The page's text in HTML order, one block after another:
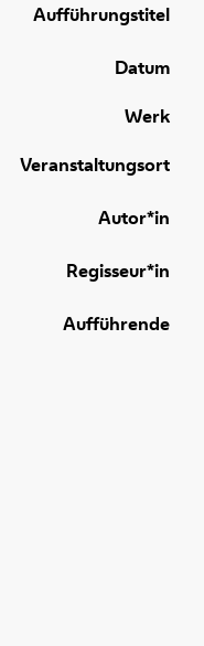
Aufführungstitel
Autor*in
Regisseur*in
Veranstaltungsort
Aufführende
Datum
Werk